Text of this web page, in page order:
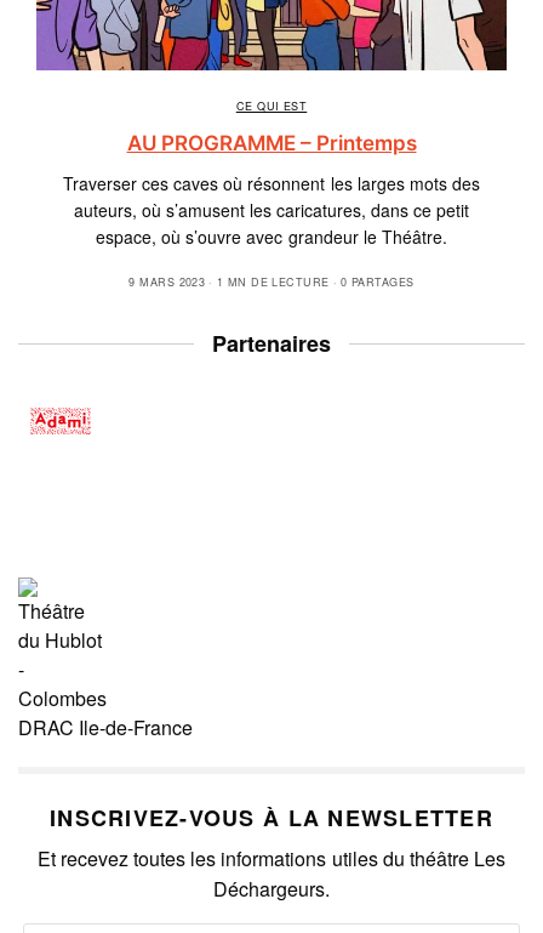
CE QUI EST
AU PROGRAMME – Printemps
Traverser ces caves où résonnent les larges mots des
auteurs, où s’amusent les caricatures, dans ce petit
espace, où s’ouvre avec grandeur le Théâtre.
9 MARS 2023 1 MN DE LECTURE 0 PARTAGES
Partenaires
DRAC Ile-de-France
INSCRIVEZ-VOUS À LA NEWSLETTER
Et recevez toutes les informations utiles du théâtre Les
Déchargeurs.